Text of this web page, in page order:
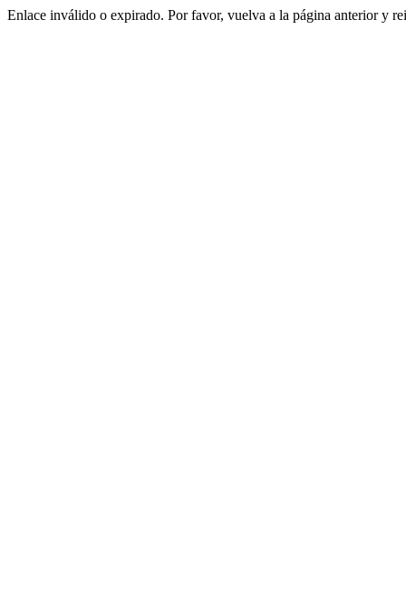
Enlace inválido o expirado. Por favor, vuelva a la página anterior y